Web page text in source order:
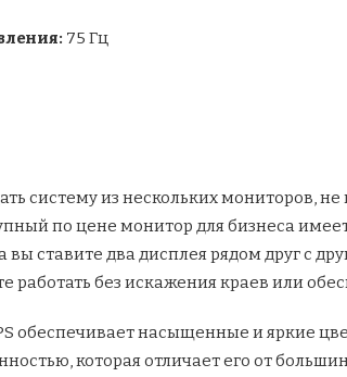
75 Гц
систему из нескольких мониторов,
по цене монитор для бизнеса
ставите два дисплея рядом друг с
работать без искажения краев или
обеспечивает насыщенные и яркие
которая отличает его от